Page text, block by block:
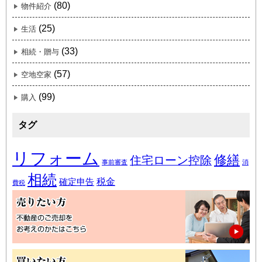
物件紹介 (80)
生活 (25)
相続・贈与 (33)
空地空家 (57)
購入 (99)
タグ
リフォーム 事前審査 住宅ローン控除 修繕 消
費税 相続 確定申告 税金